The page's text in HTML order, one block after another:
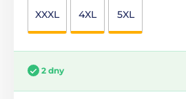
XXXL 4XL 5XL
2 dny